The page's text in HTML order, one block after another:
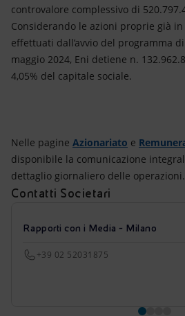
controvalore complessivo di
Considerando le azioni proprie già
effettuati dall’avvio del programma
maggio 2024, Eni detiene n.
4,05% del capitale sociale.
Nelle pagine Azionariato e
disponibile la comunicazione
dettaglio giornaliero delle operazioni.
Contatti Societari
Rapporti con i Media - Milano
+39 02 52031875